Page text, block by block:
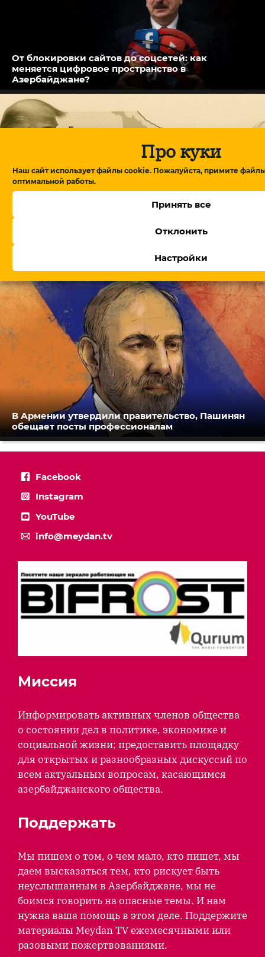
Про куки
Наш сайт использует файлы cookie. Пожалуйста, примите
оптимальной работы.
Принять все
Отклонить
Настройки
От блокировки сайтов до соцсетей: как
меняется цифровое пространство в
Азербайджане?
Глава американского фонда TRIPP+ на
переговорах в Армении: детали обсуждений
В Армении утвердили правительство, Пашинян
обещает посты профессионалам
Facebook
Instagram
YouTube
info@meydan.tv
Миссия
Информировать активных членов общества
о состоянии дел в политике, экономике и
социальной жизни; предоставить площадку
для открытых и разнообразных дискуссий по
всем актуальным вопросам, касающимся
азербайджанского общества.
Поддержать
Мы пишем о том, о чем мало, кто пишет, мы
даем высказаться тем, кто рискует быть
неуслышанным в Азербайджане, мы не
боимся говорить на опасные темы. И нам
нужна ваша помощь в этом деле. Поддержите
материалы Meydan TV ежемесячными или
разовыми пожертвованиями.